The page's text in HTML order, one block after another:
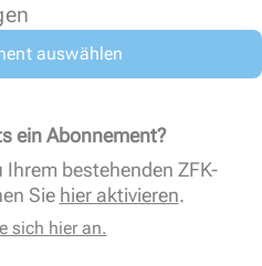
auswählen
ein Abonnement?
bestehenden ZFK-
Sie hier aktivieren.
sich hier an.